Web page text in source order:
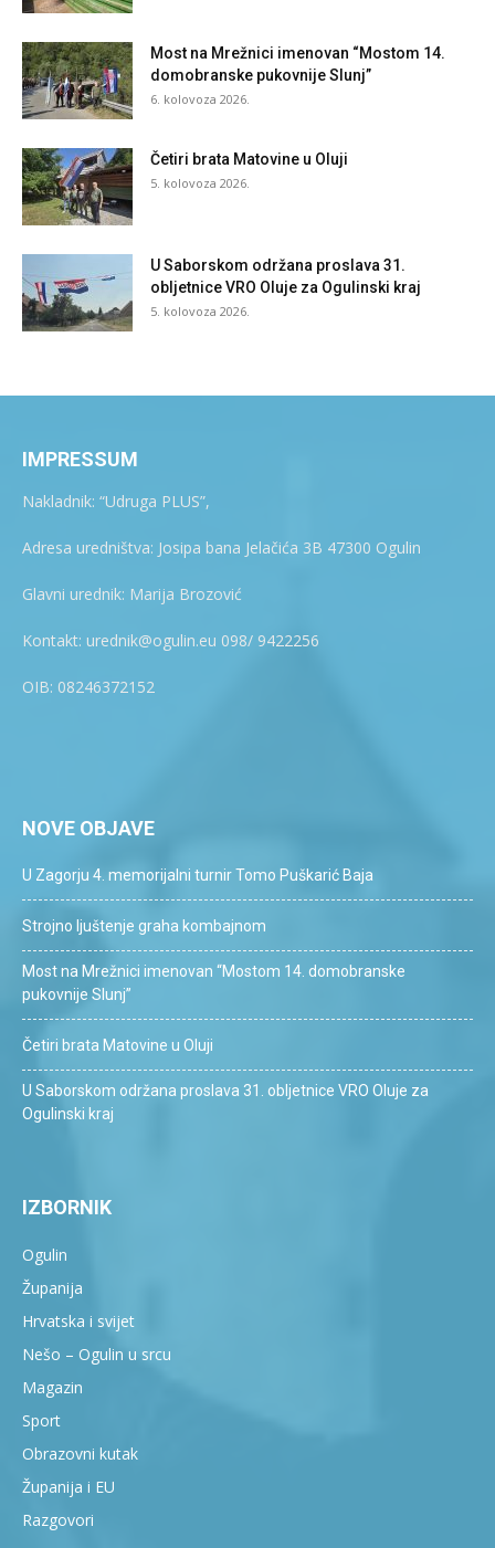
Most na Mrežnici imenovan “Mostom 14.
domobranske pukovnije Slunj”
6. kolovoza 2026.
Četiri brata Matovine u Oluji
5. kolovoza 2026.
U Saborskom održana proslava 31.
obljetnice VRO Oluje za Ogulinski kraj
5. kolovoza 2026.
IMPRESSUM
Nakladnik: “Udruga PLUS”,
Adresa uredništva: Josipa bana Jelačića 3B 47300 Ogulin
Glavni urednik: Marija Brozović
Kontakt: urednik@ogulin.eu 098/ 9422256
OIB: 08246372152
NOVE OBJAVE
U Zagorju 4. memorijalni turnir Tomo Puškarić Baja
Strojno ljuštenje graha kombajnom
Most na Mrežnici imenovan “Mostom 14. domobranske
pukovnije Slunj”
Četiri brata Matovine u Oluji
U Saborskom održana proslava 31. obljetnice VRO Oluje za
Ogulinski kraj
IZBORNIK
Ogulin
Županija
Hrvatska i svijet
Nešo – Ogulin u srcu
Magazin
Sport
Obrazovni kutak
Županija i EU
Razgovori